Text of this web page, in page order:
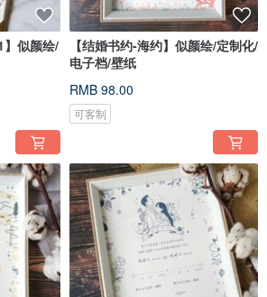
】似颜绘/
【结婚书约-海约】似颜绘/定制化/
电子档/壁纸
RMB 98.00
可客制